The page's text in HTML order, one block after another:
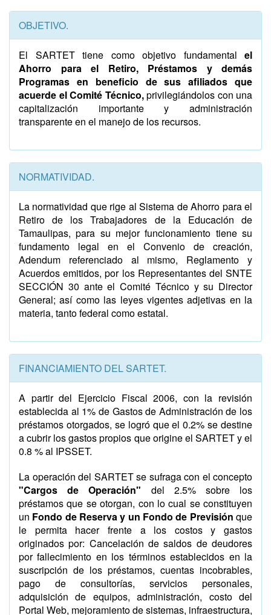
OBJETIVO.
El SARTET tiene como objetivo fundamental el
Ahorro para el Retiro, Préstamos y demás
Programas en beneficio de sus afiliados que
acuerde el Comité Técnico,privilegiándolos con una
capitalización importante y administración
transparente en el manejo de los recursos.
NORMATIVIDAD.
La normatividad que rige al Sistema de Ahorro para el
Retiro de los Trabajadores de la Educación de
Tamaulipas, para su mejor funcionamiento tiene su
fundamento legal en el Convenio de creación,
Adendum referenciado al mismo, Reglamento y
Acuerdos emitidos, por los Representantes del SNTE
SECCIÓN 30 ante el Comité Técnico y su Director
General; así como las leyes vigentes adjetivas en la
materia, tanto federal como estatal.
FINANCIAMIENTO DEL SARTET.
A partir del Ejercicio Fiscal 2006, con la revisión
establecida al 1% de Gastos de Administración de los
préstamos otorgados, se logró que el 0.2% se destine
a cubrir los gastos propios que origine el SARTET y el
0.8 % al IPSSET.
La operación del SARTET se sufraga con el concepto
"Cargos de Operación" del 2.5% sobre los
préstamos que se otorgan, con lo cual se constituyen
un Fondo de Reserva y un Fondo de Previsión que
le permita hacer frente a los costos y gastos
originados por: Cancelación de saldos de deudores
por fallecimiento en los términos establecidos en la
suscripción de los préstamos, cuentas incobrables,
pago de consultorías, servicios personales,
adquisición de equipos, administración, costo del
Portal Web, mejoramiento de sistemas, infraestructura,